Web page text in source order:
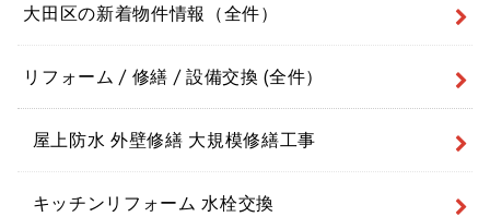
大田区の新着物件情報（全件）
リフォーム / 修繕 / 設備交換 (全件）
屋上防水 外壁修繕 大規模修繕工事
キッチンリフォーム 水栓交換